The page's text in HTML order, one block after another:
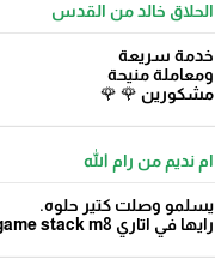
الحلاق خالد من القدس
خدمة سريعة
ومعاملة منيحة
مشكورين 🌹 🌹
ام نديم من رام الله
يسلمو وصلت كتير حلوه.
رايها في اتاري game stack m8